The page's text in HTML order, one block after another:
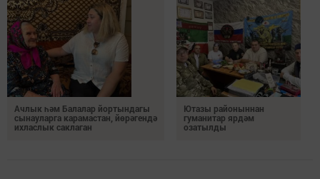
Ачлык һәм Балалар йортындагы
сынауларга карамастан, йөрәгендә
ихласлык саклаган
Ютазы районыннан
гуманитар ярдәм
озатылды